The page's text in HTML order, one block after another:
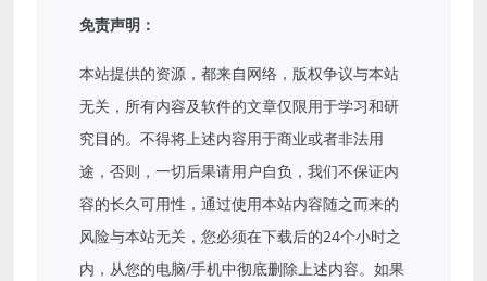
免责声明：
本站提供的资源，都来自网络，版权争议与本站
无关，所有内容及软件的文章仅限用于学习和研
究目的。不得将上述内容用于商业或者非法用
途，否则，一切后果请用户自负，我们不保证内
容的长久可用性，通过使用本站内容随之而来的
风险与本站无关，您必须在下载后的24个小时之
内，从您的电脑/手机中彻底删除上述内容。如果